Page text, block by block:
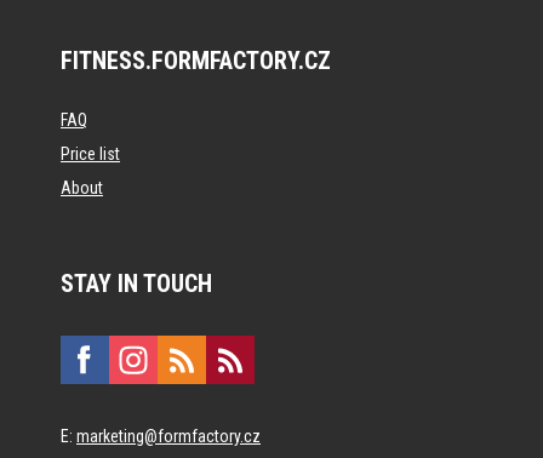
FITNESS.FORMFACTORY.CZ
FAQ
Price list
About
STAY IN TOUCH
E: marketing@formfactory.cz